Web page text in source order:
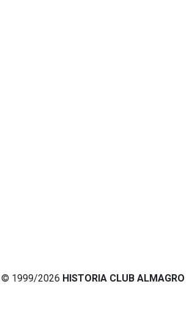
© 1999/2026 HISTORIA CLUB ALMAGRO